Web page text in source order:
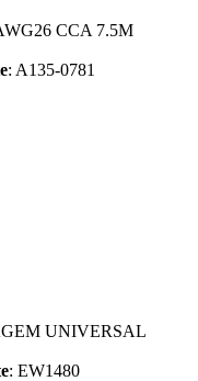
CCA 7.5M
: A135-0781
UNIVERSAL
: EW1480